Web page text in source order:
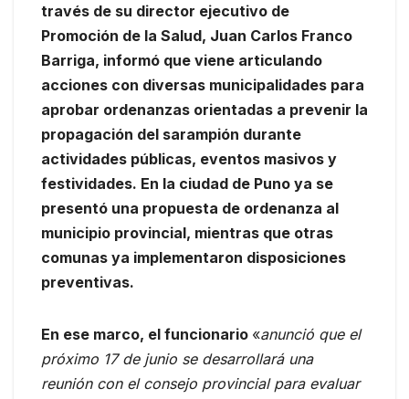
través de su director ejecutivo de
Promoción de la Salud, Juan Carlos Franco
Barriga, informó que viene articulando
acciones con diversas municipalidades para
aprobar ordenanzas orientadas a prevenir la
propagación del sarampión durante
actividades públicas, eventos masivos y
festividades. En la ciudad de Puno ya se
presentó una propuesta de ordenanza al
municipio provincial, mientras que otras
comunas ya implementaron disposiciones
preventivas.
En ese marco, el funcionario «anunció que el
próximo 17 de junio se desarrollará una
reunión con el consejo provincial para evaluar